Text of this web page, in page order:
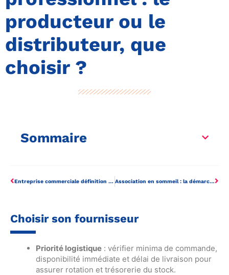
producteur ou le
distributeur, que
choisir ?
Sommaire
Entreprise commerciale définition : les critères juridiques pour bien lancer son activité Association en sommeil : la démarche pour suspendre votre activité sans dissolution
Choisir son fournisseur
Priorité logistique : vérifier minima de commande,
disponibilité immédiate et délai de livraison pour
assurer rotation et trésorerie du stock.